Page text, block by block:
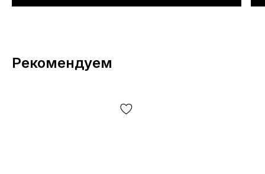
Рекомендуем